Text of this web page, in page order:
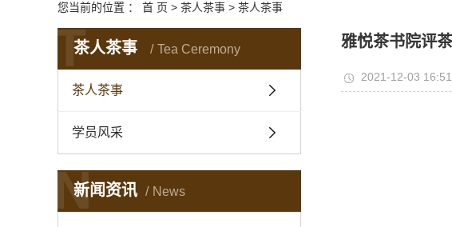
您当前的位置 ： 首 页 > 茶人茶事 > 茶人茶事
茶人茶事 Tea Ceremony
T
茶人茶事
学员风采
新闻资讯 News
N
雅悦茶书院评
2021-12-03